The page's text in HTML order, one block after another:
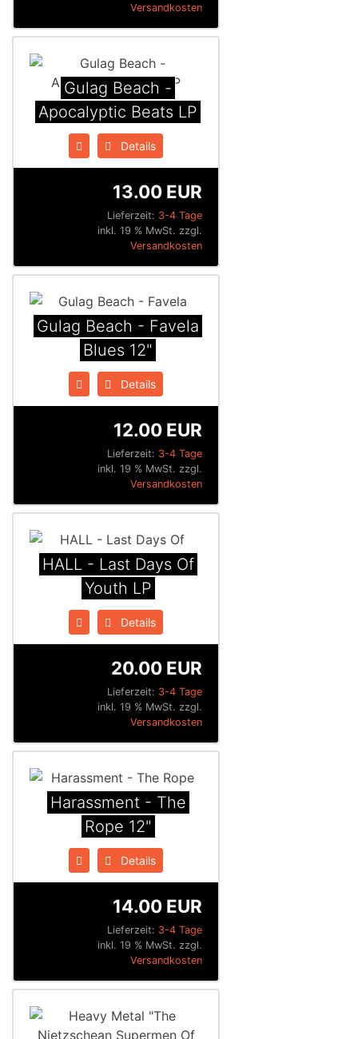
Versandkosten
Gulag Beach -
Apocalyptic Beats LP
Details
Lieferzeit: 3-4 Tage
13.00 EUR
inkl. 19 % MwSt. zzgl.
Versandkosten
Gulag Beach - Favela
Blues 12"
Details
Lieferzeit: 3-4 Tage
12.00 EUR
inkl. 19 % MwSt. zzgl.
Versandkosten
HALL - Last Days Of
Youth LP
Details
Lieferzeit: 3-4 Tage
20.00 EUR
inkl. 19 % MwSt. zzgl.
Versandkosten
Harassment - The
Rope 12"
Details
Lieferzeit: 3-4 Tage
14.00 EUR
inkl. 19 % MwSt. zzgl.
Versandkosten